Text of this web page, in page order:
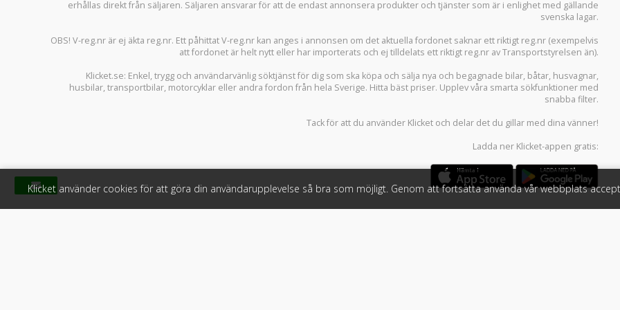
erhållas direkt från säljaren. Säljaren ansvarar för att de endast annonsera produkter och tjänster som är i enlighet med gällande
svenska lagar.
OBS! V-reg.nr är ej äkta reg.nr. Ett påhittat V-reg.nr kan anges i annonsen om det aktuella fordonet saknar ett riktigt reg.nr (exempelvis
att fordonet är helt nytt eller har importerats och ej tilldelats ett riktigt reg.nr av Transportstyrelsen än).
Klicket.se: Enkel, trygg och användarvänlig söktjänst för dig som ska köpa och sälja nya och begagnade bilar, båtar, husvagnar,
husbilar,transportbilar, motorcyklar eller andra fordon från hela Sverige. Hitta bäst priser. Upplev våra smarta sökfunktioner med
snabba filter.
Tack för att du använder Klicket och delar det du gillar med dina vänner!
Ladda ner Klicket-appen gratis:
Klicket använder cookies för att göra din användarupplevelse så bra som möjligt. Genom att fortsätta använda vår webbplats